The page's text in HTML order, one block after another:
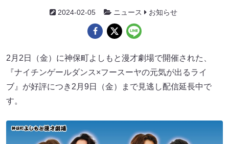
2024-02-05 ニュース お知らせ
2月2日（金）に神保町よしもと漫才劇場で開催された、
『ナイチンゲールダンス×フースーヤの元気が出るライ
ブ』が好評につき2月9日（金）まで見逃し配信延長中で
す。